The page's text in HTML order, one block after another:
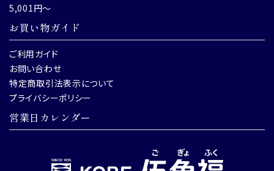
5,001円～
お買い物ガイド
ご利用ガイド
お問い合わせ
特定商取引法表示について
プライバシーポリシー
営業日カレンダー